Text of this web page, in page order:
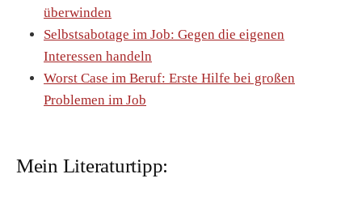
überwinden
Selbstsabotage im Job: Gegen die eigenen
Interessen handeln
Worst Case im Beruf: Erste Hilfe bei großen
Problemen im Job
Mein Literaturtipp: